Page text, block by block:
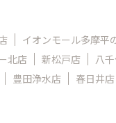
イオンモール多摩平
北店 新松戸店 八
豊田浄水店 春日井店